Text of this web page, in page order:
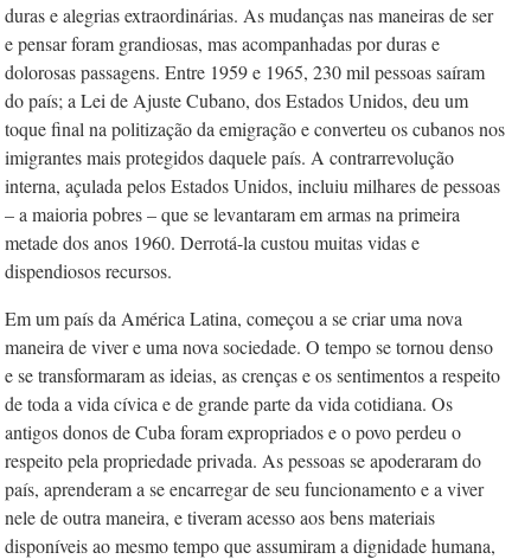
duras e alegrias extraordinárias. As mudanças nas maneiras de ser
e pensar foram grandiosas, mas acompanhadas por duras e
dolorosas passagens. Entre 1959 e 1965, 230 mil pessoas saíram
do país; a Lei de Ajuste Cubano, dos Estados Unidos, deu um
toque final na politização da emigração e converteu os cubanos nos
imigrantes mais protegidos daquele país. A contrarrevolução
interna, açulada pelos Estados Unidos, incluiu milhares de pessoas
– a maioria pobres – que se levantaram em armas na primeira
metade dos anos 1960. Derrotá-la custou muitas vidas e
dispendiosos recursos.
Em um país da América Latina, começou a se criar uma nova
maneira de viver e uma nova sociedade. O tempo se tornou denso
e se transformaram as ideias, as crenças e os sentimentos a respeito
de toda a vida cívica e de grande parte da vida cotidiana. Os
antigos donos de Cuba foram expropriados e o povo perdeu o
respeito pela propriedade privada. As pessoas se apoderaram do
país, aprenderam a se encarregar de seu funcionamento e a viver
nele de outra maneira, e tiveram acesso aos bens materiais
disponíveis ao mesmo tempo que assumiram a dignidade humana,